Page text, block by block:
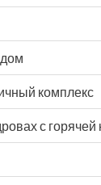
комплекс
с горячей